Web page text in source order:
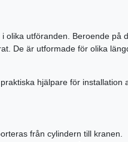
utföranden. Beroende på
De är utformade för olika
hjälpare för installation
från cylindern till kranen.